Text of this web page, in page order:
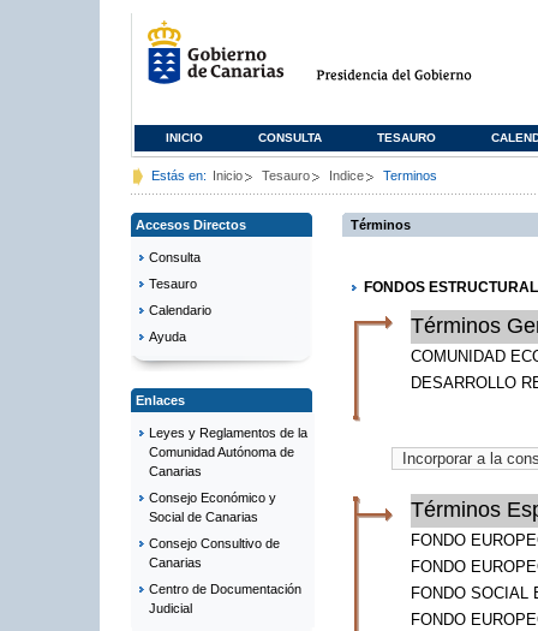
INICIO CONSULTA TESAURO
Estás en: Inicio Tesauro Indice Terminos
Accesos Directos
Consulta
Tesauro
Calendario
Ayuda
Enlaces
Leyes y Reglamentos de la
Comunidad Autónoma de
Canarias
Consejo Económico y
Social de Canarias
Consejo Consultivo de
Canarias
Centro de Documentación
Judicial
Términos
FONDOS
Términos
COMUNIDAD
DESARROLLO
Términos
FONDO
FONDO
FONDO SOCIAL
FONDO